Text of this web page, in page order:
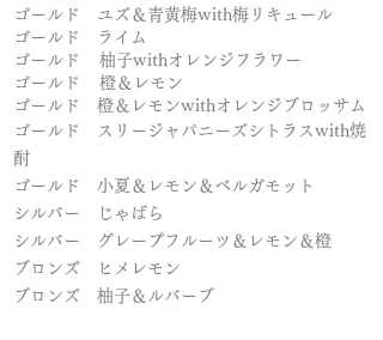
ゴールド ユズ＆青黄梅with梅リキュール
ゴールド ライム
ゴールド
柚子withオレンジフラワー
ゴールド
橙＆レモン
ゴールド 橙＆レモンwithオレンジブロッサム
ゴールド スリージャパニーズシトラスwith焼
酎
ゴールド 小夏＆レモン＆ベルガモット
シルバー じゃばら
シルバー グレープフルーツ＆レモン＆橙
ブロンズ ヒメレモン
ブロンズ 柚子＆ルバーブ